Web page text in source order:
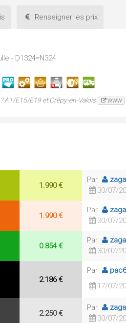
Renseigner les prix
- D1324=N324
A1/E15/E19 et Crépy-en-Valois WWW
1.990 €
Par
30/07/
1.990 €
Par
30/07/
0.854 €
Par
30/07/
2.186 €
Par
17/07/
2.250 €
Par
30/07/